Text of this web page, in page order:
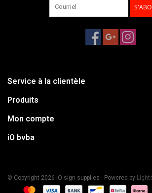
Service à la clientèle
Produits
Mon compte
iO bvba
© Copyright 2026 iO-sign supplies - Powered by